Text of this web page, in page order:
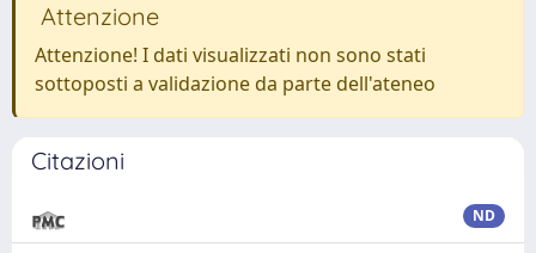
Attenzione
Attenzione! I dati visualizzati non sono stati
sottoposti a validazione da parte dell'ateneo
Citazioni
ND